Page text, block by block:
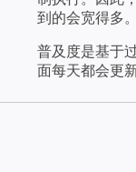
到的会宽得多。
普及度是基于
面每天都会更新